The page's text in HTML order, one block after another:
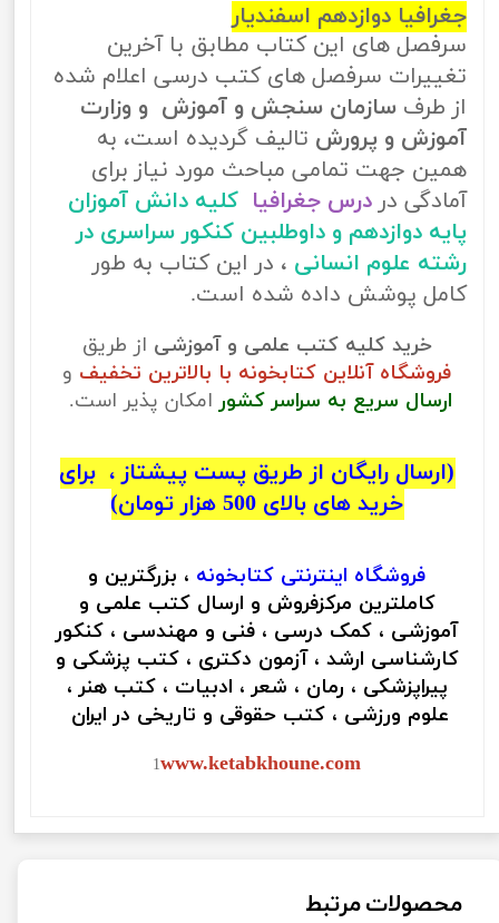
جغرافیا دوازدهم اسفندیار
سرفصل های این کتاب مطابق با آخرین
تغییرات سرفصل های کتب درسی اعلام شده
از طرف سازمان سنجش و آموزش و وزارت
آموزش و پرورش تالیف گردیده است، به
همین جهت تمامی مباحث مورد نیاز برای
آمادگی در درس جغرافیا کلیه دانش آموزان
پایه دوازدهم و داوطلبین کنکور سراسری در
رشته علوم انسانی ، در این کتاب به طور
کامل پوشش داده شده است.
خرید کلیه کتب علمی و آموزشی از طریق
فروشگاه آنلاین کتابخونه با بالاترین تخفیف و
ارسال سریع به سراسر کشور امکان پذیر است.
(ارسال رایگان از طریق پست پیشتاز ، برای
خرید های بالای 500 هزار تومان)
فروشگاه اینترنتی کتابخونه ، بزرگترین و
کاملترین مرکزفروش و ارسال کتب علمی و
آموزشی ، کمک درسی ، فنی و مهندسی ، کنکور
کارشناسی ارشد ، آزمون دکتری ، کتب پزشکی و
پیراپزشکی ، رمان ، شعر ، ادبیات ، کتب هنر ،
علوم ورزشی ، کتب حقوقی و تاریخی در ایران
1www.ketabkhoune.com
محصولات مرتبط